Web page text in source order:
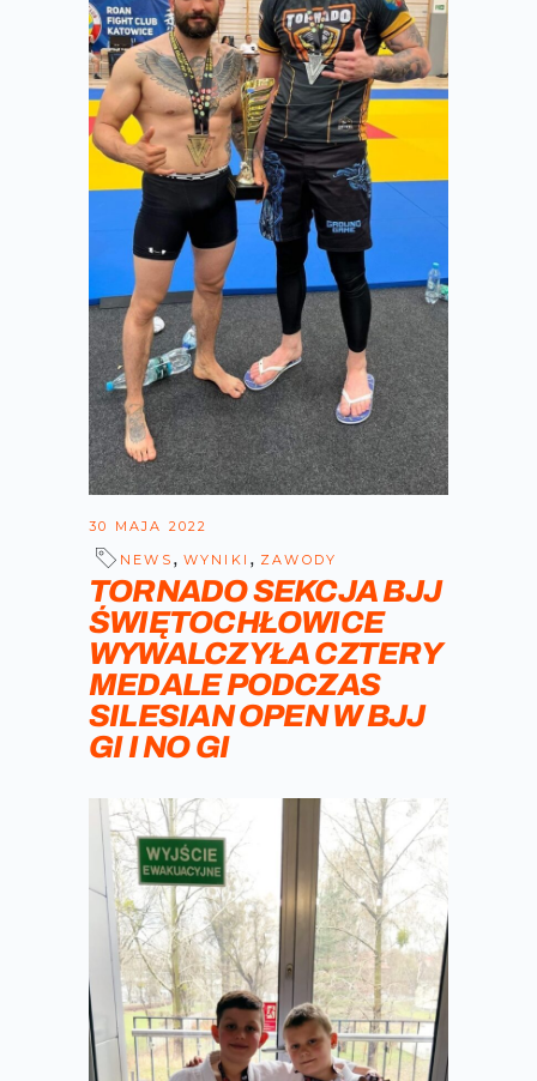
30 MAJA 2022
NEWS , WYNIKI , ZAWODY
TORNADO SEKCJA BJJ
ŚWIĘTOCHŁOWICE
WYWALCZYŁA CZTERY
MEDALE PODCZAS
SILESIAN OPEN W BJJ
GI I NO GI